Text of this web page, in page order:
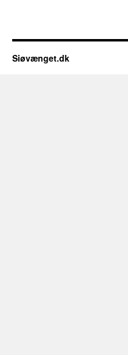
Siøvænget.dk